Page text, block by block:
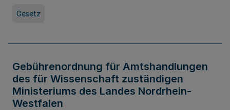
Gesetz
Gebührenordnung für Amtshandlungen
des für Wissenschaft zuständigen
Ministeriums des Landes Nordrhein-
Westfalen